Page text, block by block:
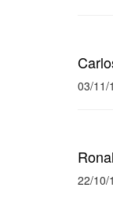
03/11/
22/10/